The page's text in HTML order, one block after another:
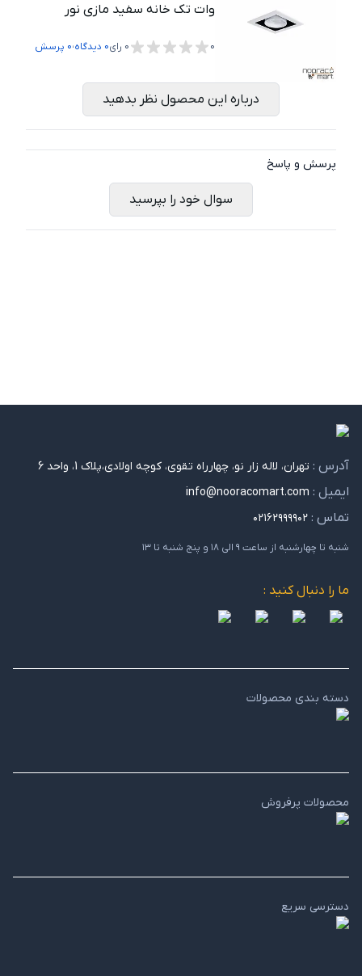
وات تک خانه سفید مازی نور
0
0 رای0 دیدگاه،0 پرسش
درباره این محصول نظر بدهید
پرسش و پاسخ
سوال خود را بپرسید
آدرس : تهران، لاله زار نو، چهارراه تقوی، کوچه اولادی،پلاک 1، واحد 6
ایمیل : info@nooracomart.com
تماس : ۰۲۱۶۲۹۹۹۹۰۲
شنبه تا چهارشنبه از ساعت ۹ الی ۱۸ و پنج شنبه تا ۱۳
ما را دنبال کنید :
دسته بندی محصولات
محصولات پرفروش
دسترسی سریع